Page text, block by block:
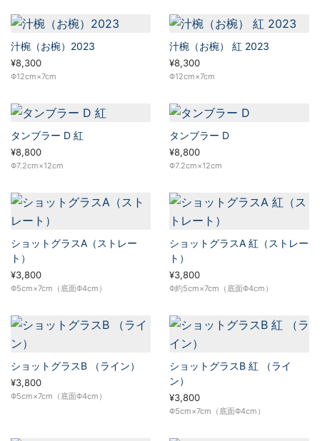
汁椀（お椀）2023
¥8,300
Φ12cm×7cm
汁椀（お椀） 紅 2023
¥8,300
Φ12cm×7cm
タンブラー D 紅
¥8,800
Φ7.2cm×12cm
タンブラー D
¥8,800
Φ7.2cm×12cm
ショットグラスA（ストレー
ト）
¥3,800
Φ5cm×7cm（底面Φ4cm）
ショットグラスA 紅（ストレー
ト）
¥3,800
Φ約5cm×7cm（底面Φ4cm）
ショットグラスB （ライン）
¥3,800
Φ5cm×7cm（底面Φ4cm）
ショットグラスB 紅 （ライ
ン）
¥3,800
Φ5cm×7cm（底面Φ4cm）